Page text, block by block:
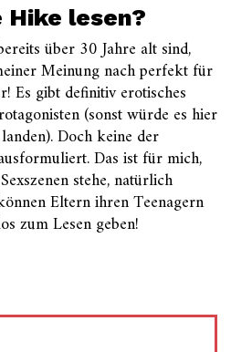
Hike lesen?
über 30 Jahre alt sind,
Meinung nach perfekt für
Es gibt definitiv erotisches
(sonst würde es hier
Doch keine der
Das ist für mich,
stehe, natürlich
Eltern ihren Teenagern
zum Lesen geben!